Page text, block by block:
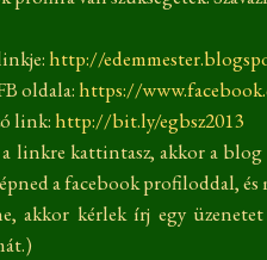
http://
oldala:https://
link:http://bit.ly/egbsz2013
linkre kattintasz, akkor a
a facebook profiloddal, és
akkor kérlek írj egy